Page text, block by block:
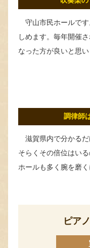
守山市民ホールです
しめます。毎年開催
なった方が良いと思い
調律師
滋賀県内で分かるだ
そらくその倍位はい
ホールも多く腕を磨
ピア